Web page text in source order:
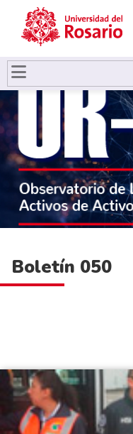
Pasar al contenido principal
Boletín 050